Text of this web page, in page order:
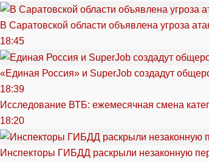
В Саратовской области объявлена угроза
18:45
«Единая Россия» и SuperJob создадут
18:39
Исследование ВТБ: ежемесячная смена
18:20
Инспекторы ГИБДД раскрыли незаконную